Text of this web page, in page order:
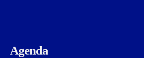
Agenda